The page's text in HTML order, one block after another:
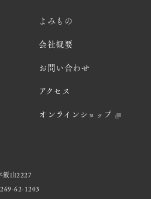
よみもの
会社概要
お問い合わせ
アクセス
オンラインショップ
飯山2227
62-1203